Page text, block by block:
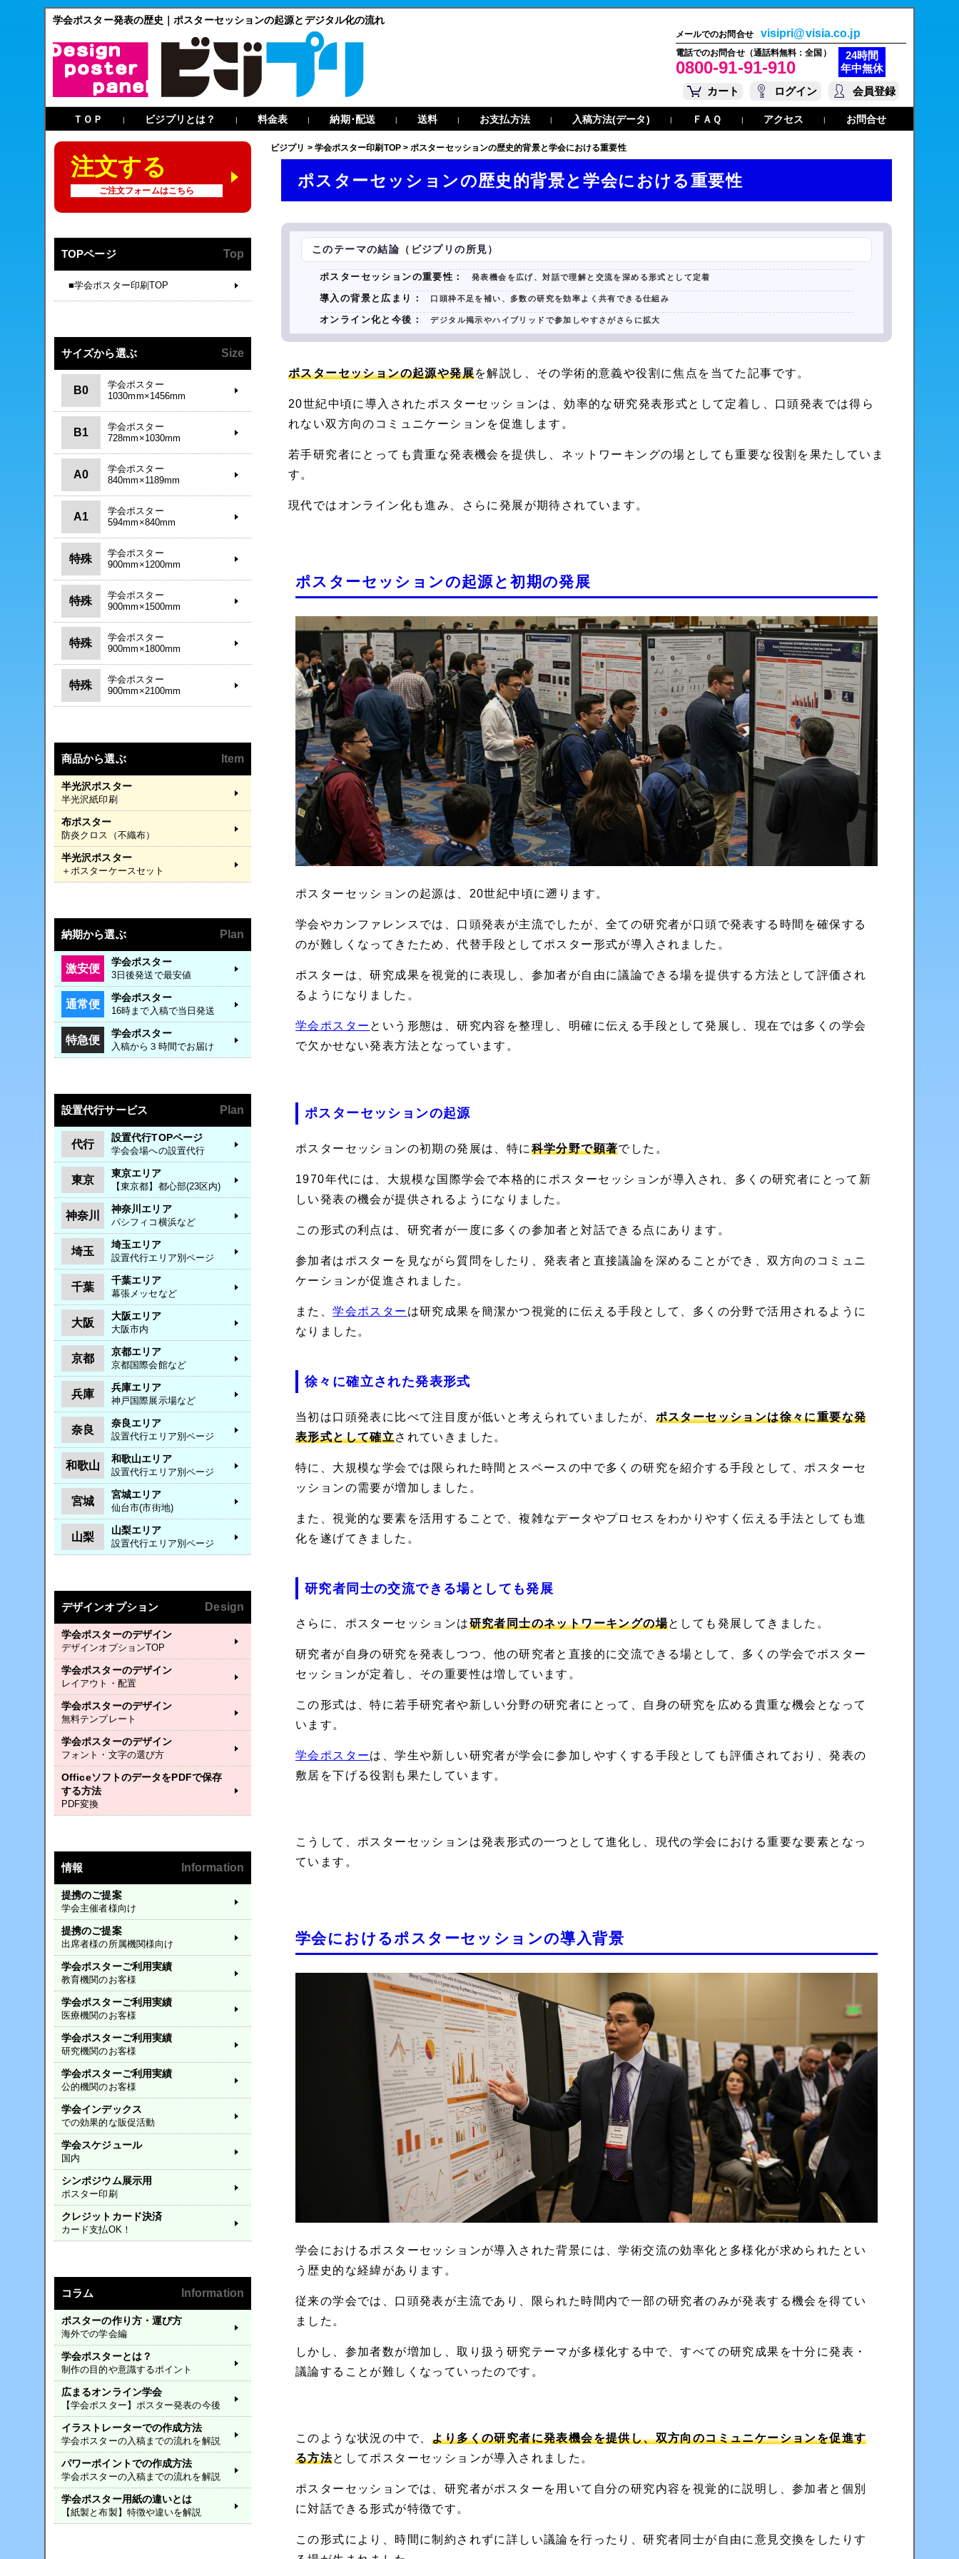
学会ポスター発表の歴史｜ポスターセッションの起源とデジタル化の流れ
メールでのお問合せ visipri@visia.co.jp
電話でのお問合せ（通話料無料：全国）
0800-91-91-910
24時間
年中無休
カート
ログイン 会員登録
ＴＯＰ | ビジプリとは？ | 料金表 | 納期･配送 | 送料 | お支払方法 | 入稿方法(データ) | ＦＡＱ | アクセス | お問合せ
ビジプリ > 学会ポスター印刷TOP>ポスターセッションの歴史的背景と学会における重要性
ポスターセッションの歴史的背景と学会における重要性
このテーマの結論（ビジプリの所見）
ポスターセッションの重要性： 発表機会を広げ、対話で理解と交流を深める形式として定着
導入の背景と広まり： 口頭枠不足を補い、多数の研究を効率よく共有できる仕組み
オンライン化と今後： デジタル掲示やハイブリッドで参加しやすさがさらに拡大
ポスターセッションの起源や発展を解説し、その学術的意義や役割に焦点を当てた記事です。
20世紀中頃に導入されたポスターセッションは、効率的な研究発表形式として定着し、口頭発表では得ら
れない双方向のコミュニケーションを促進します。
若手研究者にとっても貴重な発表機会を提供し、ネットワーキングの場としても重要な役割を果たしていま
す。
現代ではオンライン化も進み、さらに発展が期待されています。
ポスターセッションの起源と初期の発展
ポスターセッションの起源は、20世紀中頃に遡ります。
学会やカンファレンスでは、口頭発表が主流でしたが、全ての研究者が口頭で発表する時間を確保する
のが難しくなってきたため、代替手段としてポスター形式が導入されました。
ポスターは、研究成果を視覚的に表現し、参加者が自由に議論できる場を提供する方法として評価され
るようになりました。
学会ポスター という形態は、研究内容を整理し、明確に伝える手段として発展し、現在では多くの学会
で欠かせない発表方法となっています。
ポスターセッションの起源
ポスターセッションの初期の発展は、特に 科学分野で顕著でした。
1970年代には、大規模な国際学会で本格的にポスターセッションが導入され、多くの研究者にとって新
しい発表の機会が提供されるようになりました。
この形式の利点は、研究者が一度に多くの参加者と対話できる点にあります。
参加者はポスターを見ながら質問をしたり、発表者と直接議論を深めることができ、双方向のコミュニ
ケーションが促進されました。
また、学会ポスター は研究成果を簡潔かつ視覚的に伝える手段として、多くの分野で活用されるように
なりました。
徐々に確立された発表形式
当初は口頭発表に比べて注目度が低いと考えられていましたが、 ポスターセッションは徐々に重要な発
表形式として確立されていきました。
特に、大規模な学会では限られた時間とスペースの中で多くの研究を紹介する手段として、ポスターセ
ッションの需要が増加しました。
また、視覚的な要素を活用することで、複雑なデータやプロセスをわかりやすく伝える手法としても進
化を遂げてきました。
研究者同士の交流できる場としても発展
さらに、ポスターセッションは研究者同士のネットワーキングの場としても発展してきました。
研究者が自身の研究を発表しつつ、他の研究者と直接的に交流できる場として、多くの学会でポスター
セッションが定着し、その重要性は増しています。
この形式は、特に若手研究者や新しい分野の研究者にとって、自身の研究を広める貴重な機会となって
います。
学会ポスターは、学生や新しい研究者が学会に参加しやすくする手段としても評価されており、発表の
敷居を下げる役割も果たしています。
こうして、ポスターセッションは発表形式の一つとして進化し、現代の学会における重要な要素となっ
ています。
学会におけるポスターセッションの導入背景
学会におけるポスターセッションが導入された背景には、学術交流の効率化と多様化が求められたとい
う歴史的な経緯があります。
従来の学会では、口頭発表が主流であり、限られた時間内で一部の研究者のみが発表する機会を得てい
ました。
しかし、参加者数が増加し、取り扱う研究テーマが多様化する中で、すべての研究成果を十分に発表・
議論することが難しくなっていったのです。
このような状況の中で、より多くの研究者に発表機会を提供し、双方向のコミュニケーションを促進す
る方法としてポスターセッションが導入されました。
ポスターセッションでは、研究者がポスターを用いて自分の研究内容を視覚的に説明し、参加者と個別
に対話できる形式が特徴です。
この形式により、時間に制約されずに詳しい議論を行ったり、研究者同士が自由に意見交換をしたりす
注文する
ご注文フォームはこちら
TOPページ Top
■学会ポスター印刷TOP
サイズから選ぶ Size
B0
学会ポスター
1030mm×1456mm
B1
学会ポスター
728mm×1030mm
A0
学会ポスター
840mm×1189mm
A1
学会ポスター
594mm×840mm
特殊
学会ポスター
900mm×1200mm
特殊
学会ポスター
900mm×1500mm
特殊
学会ポスター
900mm×1800mm
特殊
学会ポスター
900mm×2100mm
商品から選ぶ Item
半光沢ポスター
半光沢紙印刷
布ポスター
防炎クロス（不織布）
半光沢ポスター
＋ポスターケースセット
納期から選ぶ Plan
激安便
学会ポスター
3日後発送で最安値
通常便
学会ポスター
16時まで入稿で当日発送
特急便
学会ポスター
入稿から３時間でお届け
設置代行サービス Plan
代行
設置代行TOPページ
学会会場への設置代行
東京
東京エリア
【東京都】都心部(23区内)
神奈川
神奈川エリア
パシフィコ横浜など
埼玉
埼玉エリア
設置代行エリア別ページ
千葉
千葉エリア
幕張メッセなど
大阪
大阪エリア
大阪市内
京都
京都エリア
京都国際会館など
兵庫
兵庫エリア
神戸国際展示場など
奈良
奈良エリア
設置代行エリア別ページ
和歌山
和歌山エリア
設置代行エリア別ページ
宮城
宮城エリア
仙台市(市街地)
山梨
山梨エリア
設置代行エリア別ページ
デザインオプション Design
学会ポスターのデザイン
デザインオプションTOP
学会ポスターのデザイン
レイアウト・配置
学会ポスターのデザイン
無料テンプレート
学会ポスターのデザイン
フォント・文字の選び方
OfficeソフトのデータをPDFで保存
する方法
PDF変換
情報 Information
提携のご提案
学会主催者様向け
提携のご提案
出席者様の所属機関様向け
学会ポスターご利用実績
教育機関のお客様
学会ポスターご利用実績
医療機関のお客様
学会ポスターご利用実績
研究機関のお客様
学会ポスターご利用実績
公的機関のお客様
学会インデックス
での効果的な販促活動
学会スケジュール
国内
シンポジウム展示用
ポスター印刷
クレジットカード決済
カード支払OK！
コラム Information
ポスターの作り方・運び方
海外での学会編
学会ポスターとは？
制作の目的や意識するポイント
広まるオンライン学会
【学会ポスター】ポスター発表の今後
イラストレーターでの作成方法
学会ポスターの入稿までの流れを解説
パワーポイントでの作成方法
学会ポスターの入稿までの流れを解説
学会ポスター用紙の違いとは
【紙製と布製】特徴や違いを解説